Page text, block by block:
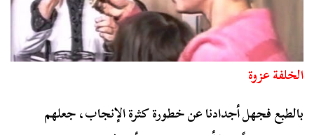
الخلفة عزوة
بالطبع فجهل أجدادنا عن خطورة كثرة الإنجاب، جعلهم